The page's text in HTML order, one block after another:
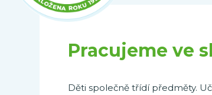
Pracujeme ve
Děti společně třídí předměty.